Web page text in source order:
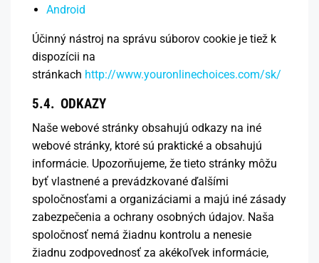
Android
Účinný nástroj na správu súborov cookie je tiež k
dispozícii na
stránkach http://www.youronlinechoices.com/sk/
5.4. ODKAZY
Naše webové stránky obsahujú odkazy na iné
webové stránky, ktoré sú praktické a obsahujú
informácie. Upozorňujeme, že tieto stránky môžu
byť vlastnené a prevádzkované ďalšími
spoločnosťami a organizáciami a majú iné zásady
zabezpečenia a ochrany osobných údajov. Naša
spoločnosť nemá žiadnu kontrolu a nenesie
žiadnu zodpovednosť za akékoľvek informácie,